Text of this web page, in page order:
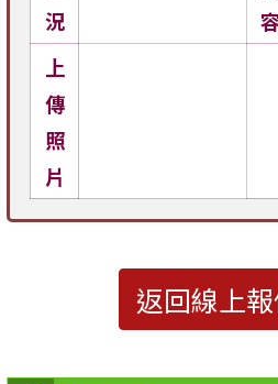
況
上
傳
照
片
返回線上